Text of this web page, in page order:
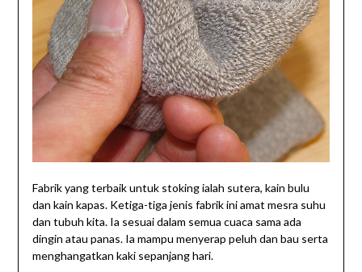
Fabrik yang terbaik untuk stoking ialah sutera, kain bulu
dan kain kapas. Ketiga-tiga jenis fabrik ini amat mesra suhu
dan tubuh kita. Ia sesuai dalam semua cuaca sama ada
dingin atau panas. Ia mampu menyerap peluh dan bau serta
menghangatkan kaki sepanjang hari.